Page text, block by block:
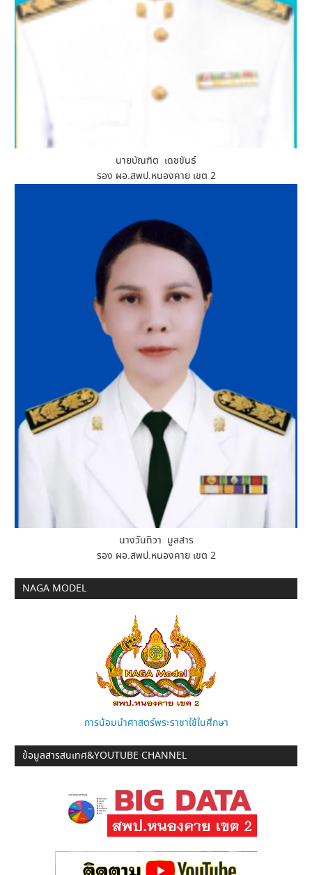
นายบัณฑิต เดชขันธ์
รอง ผอ.สพป.หนองคาย เขต 2
นางวันทิวา มูลสาร
รอง ผอ.สพป.หนองคาย เขต 2
NAGA MODEL
การน้อมนำศาสตร์พระราชาใช้ในศึกษา
ข้อมูลสารสนเทศ&YOUTUBE CHANNEL